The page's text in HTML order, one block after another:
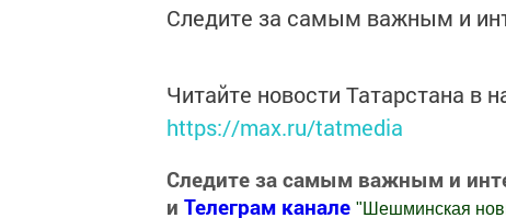
Следите за самым важным и
Читайте новости Татарстана в
https://max.ru/tatmedia
Следите за самым важным и
и Телеграм канале " Шешминская